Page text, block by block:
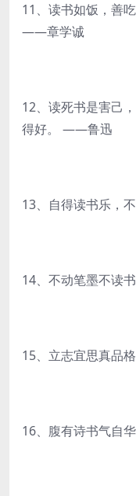
11、读书如饭，善
——章学诚
12、读死书是害己
得好。 ——鲁迅
13、自得读书乐，
14、不动笔墨不读
15、立志宜思真品
16、腹有诗书气自